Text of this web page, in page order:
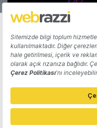
Apple WWDC